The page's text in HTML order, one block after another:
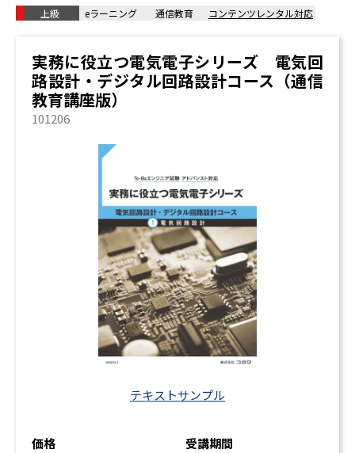
な電源回路 / 電源回路設計
策
ノイズ発生源 / 実装設計 / ノイズに強い回路設計 / シス
テムのノイズ対策
シーケンス制御 / PLC制御 / ロボット技術 / マイコン技
上級 eラーニング 通信教育 コンテンツレンタル対応
実務に役立つ電気電子シリーズ 電気回
路設計・デジタル回路設計コース（通信
教育講座版）
101206
テキストサンプル
価格
受講期間